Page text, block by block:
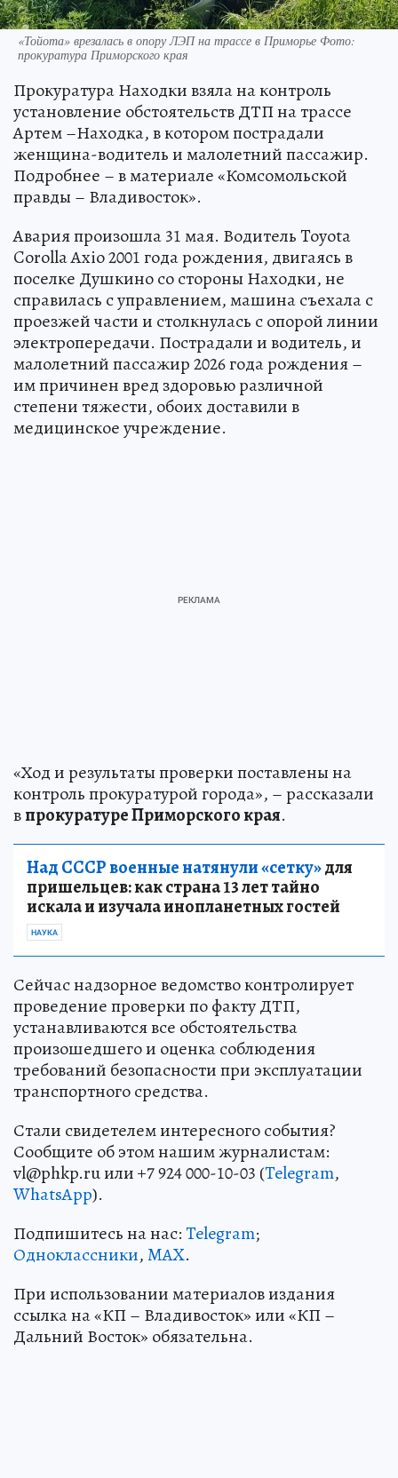
«Тойота» врезалась в опору ЛЭП на трассе в Приморье Фото:
прокуратура Приморского края
Прокуратура Находки взяла на контроль
установление обстоятельств ДТП на трассе
Артем –Находка, в котором пострадали
женщина-водитель и малолетний пассажир.
Подробнее – в материале «Комсомольской
правды – Владивосток».
Авария произошла 31 мая. Водитель Toyota
Corolla Axio 2001 года рождения, двигаясь в
поселке Душкино со стороны Находки, не
справилась с управлением, машина съехала с
проезжей части и столкнулась с опорой линии
электропередачи. Пострадали и водитель, и
малолетний пассажир 2026 года рождения –
им причинен вред здоровью различной
степени тяжести, обоих доставили в
медицинское учреждение.
«Ход и результаты проверки поставлены на
контроль прокуратурой города», – рассказали
впрокуратуре Приморского края.
Над СССР военные натянули «сетку»для
пришельцев: как страна 13 лет тайно
искала и изучала инопланетных гостей
НАУКА
Сейчас надзорное ведомство контролирует
проведение проверки по факту ДТП,
устанавливаются все обстоятельства
произошедшего и оценка соблюдения
требований безопасности при эксплуатации
транспортного средства.
Стали свидетелем интересного события?
Сообщите об этом нашим журналистам:
vl@phkp.ru или +7 924 000-10-03 (Telegram,
WhatsApp).
Подпишитесь на нас:Telegram;
Одноклассники,MAX.
При использовании материалов издания
ссылка на «КП – Владивосток» или «КП –
Дальний Восток» обязательна.